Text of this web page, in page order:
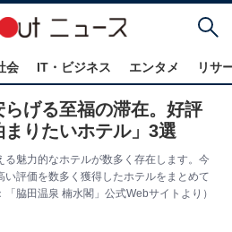
会 IT・ビジネス エンタメ リサ
らげる至福の滞在。好評
りたいホテル」3選
魅力的なホテルが数多く存在します。今
い評価を数多く獲得したホテルをまとめて
脇田温泉 楠水閣」公式Webサイトより）